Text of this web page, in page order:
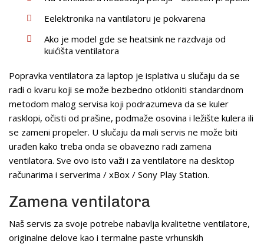
Eelektronika na vantilatoru je pokvarena
Ako je model gde se heatsink ne razdvaja od
kuićišta ventilatora
Popravka ventilatora za laptop je isplativa u slučaju da se
radi o kvaru koji se može bezbedno otkloniti standardnom
metodom malog servisa koji podrazumeva da se kuler
rasklopi, očisti od prašine, podmaže osovina i ležište kulera ili
se zameni propeler. U slučaju da mali servis ne može biti
urađen kako treba onda se obavezno radi zamena
ventilatora. Sve ovo isto važi i za ventilatore na desktop
računarima i serverima / xBox / Sony Play Station.
Zamena ventilatora
Naš servis za svoje potrebe nabavlja kvalitetne ventilatore,
originalne delove kao i termalne paste vrhunskih